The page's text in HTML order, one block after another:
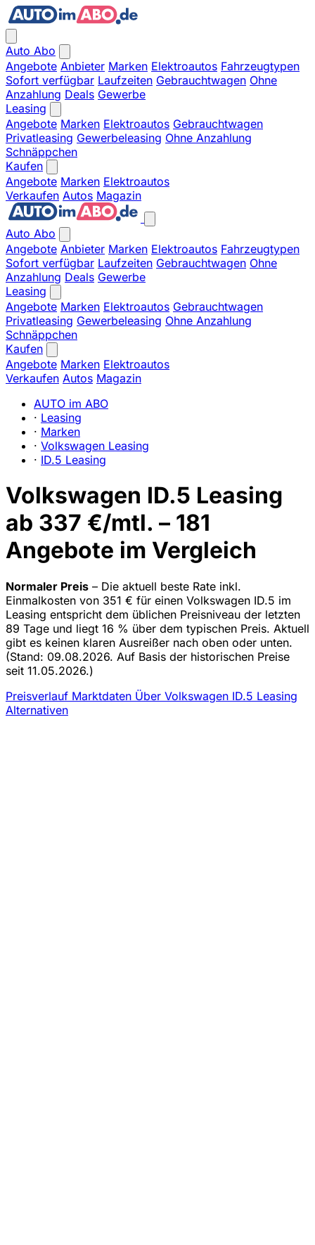
Auto Abo
Angebote Anbieter Marken Elektroautos Fahrzeugtypen
Sofort verfügbar Laufzeiten Gebrauchtwagen Ohne
Anzahlung Deals Gewerbe
Leasing
Angebote Marken Elektroautos Gebrauchtwagen
Privatleasing Gewerbeleasing Ohne Anzahlung
Schnäppchen
Kaufen
Angebote Marken Elektroautos
Verkaufen Autos Magazin
Auto Abo
Angebote Anbieter Marken Elektroautos Fahrzeugtypen
Sofort verfügbar Laufzeiten Gebrauchtwagen Ohne
Anzahlung Deals Gewerbe
Leasing
Angebote Marken Elektroautos Gebrauchtwagen
Privatleasing Gewerbeleasing Ohne Anzahlung
Schnäppchen
Kaufen
Angebote Marken Elektroautos
Verkaufen Autos Magazin
AUTO im ABO
· Leasing
· Marken
· Volkswagen Leasing
· ID.5 Leasing
Volkswagen ID.5 Leasing
ab 337 €/mtl. – 181
Angebote im Vergleich
Normaler Preis – Die aktuell beste Rate inkl.
Einmalkosten von 351 € für einen Volkswagen ID.5 im
Leasing entspricht dem üblichen Preisniveau der letzten
89 Tage und liegt 16 % über dem typischen Preis. Aktuell
gibt es keinen klaren Ausreißer nach oben oder unten.
(Stand: 09.08.2026. Auf Basis der historischen Preise
seit 11.05.2026.)
Preisverlauf Marktdaten Über Volkswagen ID.5 Leasing
Alternativen